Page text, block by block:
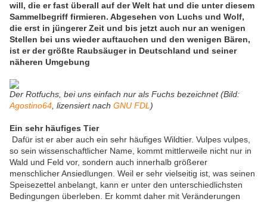
will, die er fast überall auf der Welt hat und die unter diesem
Sammelbegriff firmieren. Abgesehen von Luchs und Wolf,
die erst in jüngerer Zeit und bis jetzt auch nur an wenigen
Stellen bei uns wieder auftauchen und den wenigen Bären,
ist er der größte Raubsäuger in Deutschland und seiner
näheren Umgebung
Der Rotfuchs, bei uns einfach nur als Fuchs bezeichnet (Bild:
Agostino64 , lizensiert nach GNU FDL )
Ein sehr häufiges Tier
Dafür ist er aber auch ein sehr häufiges Wildtier. Vulpes vulpes,
so sein wissenschaftlicher Name, kommt mittlerweile nicht nur in
Wald und Feld vor, sondern auch innerhalb größerer
menschlicher Ansiedlungen. Weil er sehr vielseitig ist, was seinen
Speisezettel anbelangt, kann er unter den unterschiedlichsten
Bedingungen überleben. Er kommt daher mit Veränderungen